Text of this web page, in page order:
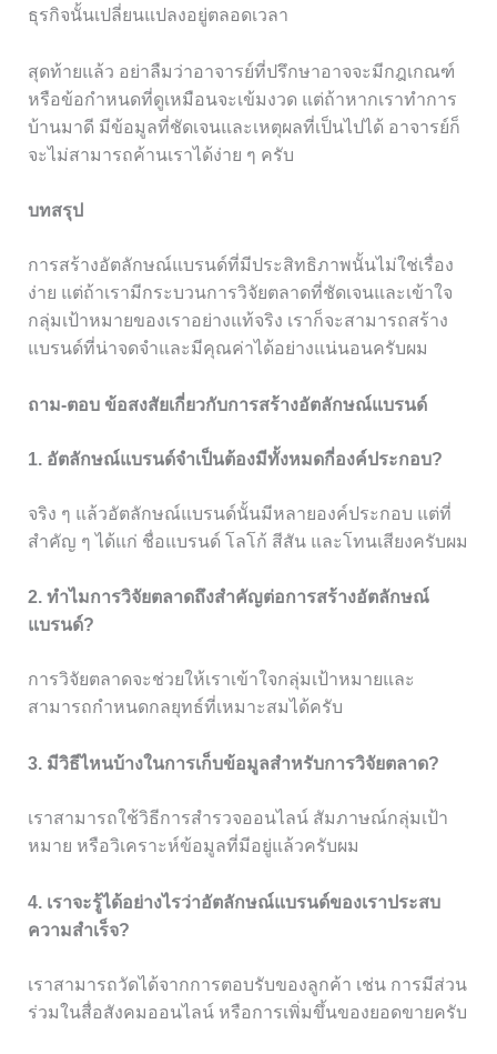
ธุรกิจนั้นเปลี่ยนแปลงอยู่ตลอดเวลา
สุดท้ายแล้ว อย่าลืมว่าอาจารย์ที่ปรึกษาอาจจะมีกฎเกณฑ์
หรือข้อกำหนดที่ดูเหมือนจะเข้มงวด แต่ถ้าหากเราทำการ
บ้านมาดี มีข้อมูลที่ชัดเจนและเหตุผลที่เป็นไปได้ อาจารย์ก็
จะไม่สามารถค้านเราได้ง่าย ๆ ครับ
บทสรุป
การสร้างอัตลักษณ์แบรนด์ที่มีประสิทธิภาพนั้นไม่ใช่เรื่อง
ง่าย แต่ถ้าเรามีกระบวนการวิจัยตลาดที่ชัดเจนและเข้าใจ
กลุ่มเป้าหมายของเราอย่างแท้จริง เราก็จะสามารถสร้าง
แบรนด์ที่น่าจดจำและมีคุณค่าได้อย่างแน่นอนครับผม
ถาม-ตอบ ข้อสงสัยเกี่ยวกับการสร้างอัตลักษณ์แบรนด์
1. อัตลักษณ์แบรนด์จำเป็นต้องมีทั้งหมดกี่องค์ประกอบ?
จริง ๆ แล้วอัตลักษณ์แบรนด์นั้นมีหลายองค์ประกอบ แต่ที่
สำคัญ ๆ ได้แก่ ชื่อแบรนด์ โลโก้ สีสัน และโทนเสียงครับผม
2. ทำไมการวิจัยตลาดถึงสำคัญต่อการสร้างอัตลักษณ์
แบรนด์?
การวิจัยตลาดจะช่วยให้เราเข้าใจกลุ่มเป้าหมายและ
สามารถกำหนดกลยุทธ์ที่เหมาะสมได้ครับ
3. มีวิธีไหนบ้างในการเก็บข้อมูลสำหรับการวิจัยตลาด?
เราสามารถใช้วิธีการสำรวจออนไลน์ สัมภาษณ์กลุ่มเป้า
หมาย หรือวิเคราะห์ข้อมูลที่มีอยู่แล้วครับผม
4. เราจะรู้ได้อย่างไรว่าอัตลักษณ์แบรนด์ของเราประสบ
ความสำเร็จ?
เราสามารถวัดได้จากการตอบรับของลูกค้า เช่น การมีส่วน
ร่วมในสื่อสังคมออนไลน์ หรือการเพิ่มขึ้นของยอดขายครับ